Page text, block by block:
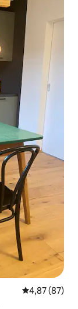
prosječna
4,87 (87)